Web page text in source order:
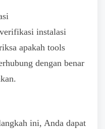
instalasi
apakah tools
dengan benar
ini, Anda dapat